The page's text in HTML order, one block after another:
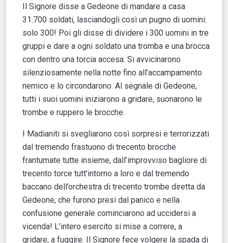
Il Signore disse a Gedeone di mandare a casa
31.700 soldati, lasciandogli così un pugno di uomini:
solo 300! Poi gli disse di dividere i 300 uomini in tre
gruppi e dare a ogni soldato una tromba e una brocca
con dentro una torcia accesa. Si avvicinarono
silenziosamente nella notte fino all’accampamento
nemico e lo circondarono. Al segnale di Gedeone,
tutti i suoi uomini iniziarono a gridare, suonarono le
trombe e ruppero le brocche.
I Madianiti si svegliarono così sorpresi e terrorizzati
dal tremendo frastuono di trecento brocche
frantumate tutte insieme, dall’improvviso bagliore di
trecento torce tutt’intorno a loro e dal tremendo
baccano dell’orchestra di trecento trombe diretta da
Gedeone, che furono presi dal panico e nella
confusione generale cominciarono ad uccidersi a
vicenda! L’intero esercito si mise a correre, a
gridare, a fuggire. Il Signore fece volgere la spada di